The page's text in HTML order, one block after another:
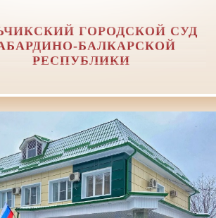
ГОРОДСКОЙ СУД
БАЛКАРСКОЙ
РЕСПУБЛИКИ